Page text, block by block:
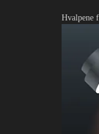
Hvalpene